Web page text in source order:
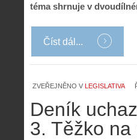
téma shrnuje v
Číst dál...
ZVEŘEJNĚNO V LEGISLATIVA
Deník
3. Těžko na